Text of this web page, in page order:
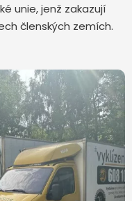
unie, jenž zakazují
členských zemích.